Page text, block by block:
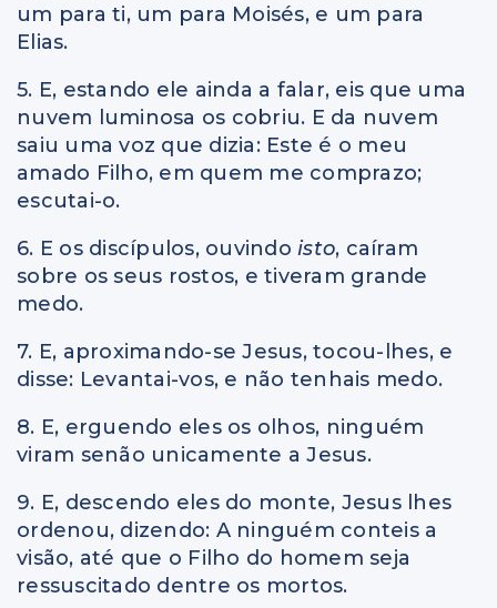
um para ti, um para Moisés, e um para
Elias.
5. E, estando ele ainda a falar, eis que uma
nuvem luminosa os cobriu. E da nuvem
saiu uma voz que dizia: Este é o meu
amado Filho, em quem me comprazo;
escutai-o.
6. E os discípulos, ouvindo isto, caíram
sobre os seus rostos, e tiveram grande
medo.
7. E, aproximando-se Jesus, tocou-lhes, e
disse: Levantai-vos, e não tenhais medo.
8. E, erguendo eles os olhos, ninguém
viram senão unicamente a Jesus.
9. E, descendo eles do monte, Jesus lhes
ordenou, dizendo: A ninguém conteis a
visão, até que o Filho do homem seja
ressuscitado dentre os mortos.